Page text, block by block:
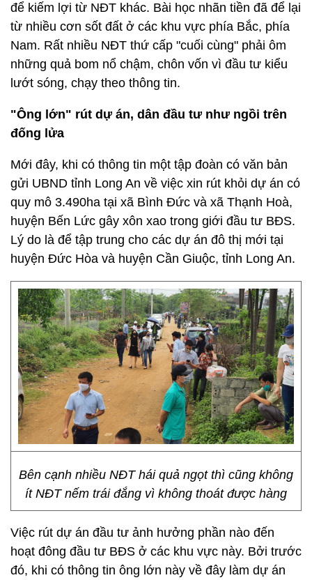
để kiếm lợi từ NĐT khác. Bài học nhãn tiền đã để lại
từ nhiều cơn sốt đất ở các khu vực phía Bắc, phía
Nam. Rất nhiều NĐT thứ cấp "cuối cùng" phải ôm
những quả bom nổ chậm, chôn vốn vì đầu tư kiểu
lướt sóng, chạy theo thông tin.
"Ông lớn" rút dự án, dân đầu tư như ngồi trên
đống lửa
Mới đây, khi có thông tin một tập đoàn có văn bản
gửi UBND tỉnh Long An về việc xin rút khỏi dự án có
quy mô 3.490ha tại xã Bình Đức và xã Thạnh Hoà,
huyện Bến Lức gây xôn xao trong giới đầu tư BĐS.
Lý do là để tập trung cho các dự án đô thị mới tại
huyện Đức Hòa và huyện Cần Giuộc, tỉnh Long An.
Bên cạnh nhiều NĐT hái quả ngọt thì cũng không
ít NĐT nếm trái đắng vì không thoát được hàng
Việc rút dự án đầu tư ảnh hưởng phần nào đến
hoạt đông đầu tư BĐS ở các khu vực này. Bởi trước
đó, khi có thông tin ông lớn này về đây làm dự án